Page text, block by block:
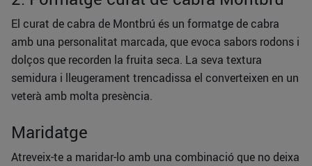
El curat de cabra de Montbrú és un formatge de cabra
amb una personalitat marcada, que evoca sabors rodons i
dolços que recorden la fruita seca. La seva textura
semidura i lleugerament trencadissa el converteixen en un
veterà amb molta presència.
Maridatge
Atreveix-te a maridar-lo amb una combinació que no deixa